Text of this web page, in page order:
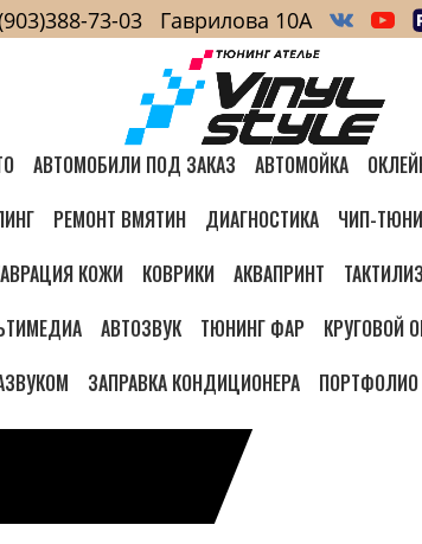
АВТОМОБИЛИ ПОД ЗАКАЗ АВТОМОЙКА
РЕМОНТ ВМЯТИН ДИАГНОСТИКА ЧИП-
КОЖИ КОВРИКИ АКВАПРИНТ
АВТОЗВУК ТЮНИНГ ФАР КРУГОВОЙ
ЗАПРАВКА КОНДИЦИОНЕРА ПОРТФОЛИО
73-03 Гаврилова 10А